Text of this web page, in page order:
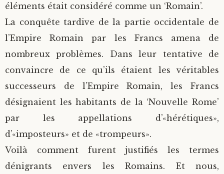
éléments était considéré comme un ‘Romain’.
La conquête tardive de la partie occidentale de
l’Empire Romain par les Francs amena de
nombreux problèmes. Dans leur tentative de
convaincre de ce qu’ils étaient les véritables
successeurs de l’Empire Romain, les Francs
désignaient les habitants de la ‘Nouvelle Rome’
par les appellations d’«hérétiques»,
d’«imposteurs» et de «trompeurs».
Voilà comment furent justifiés les termes
dénigrants envers les Romains. Et nous,